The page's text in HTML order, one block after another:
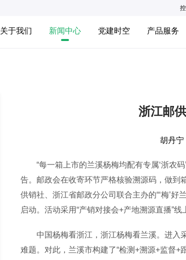
关于我们 新闻中心 党建时空 产品服务
浙江邮
胡丹宁
“每一箱上市的兰溪杨梅均配有专属‘浙农码
告。邮政会在收寄环节严格核验溯源码，做到
供销社、浙江省邮政分公司联合主办的“‘梅’好
启动。活动采用“产销对接会+产地溯源直播”
中国杨梅看浙江，浙江杨梅看兰溪。进入采
难题。对此，兰溪市构建了“检测+溯源+监督